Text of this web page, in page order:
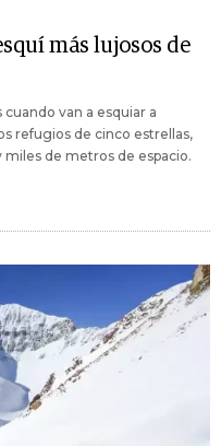
más lujosos de
van a esquiar a
refugios de cinco estrellas,
miles de metros de espacio.